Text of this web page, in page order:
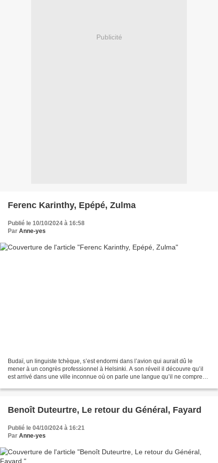
Publicité
Ferenc Karinthy, Epépé, Zulma
Publié le 10/10/2024 à 16:58
Par Anne-yes
Budaï, un linguiste tchèque, s’est endormi dans l’avion qui aurait dû le
mener à un congrès professionnel à Helsinki. A son réveil il découvre qu’il
est arrivé dans une ville inconnue où on parle une langue qu’il ne comprend
Benoît Duteurtre, Le retour du Général, Fayard
Publié le 04/10/2024 à 16:21
Par Anne-yes